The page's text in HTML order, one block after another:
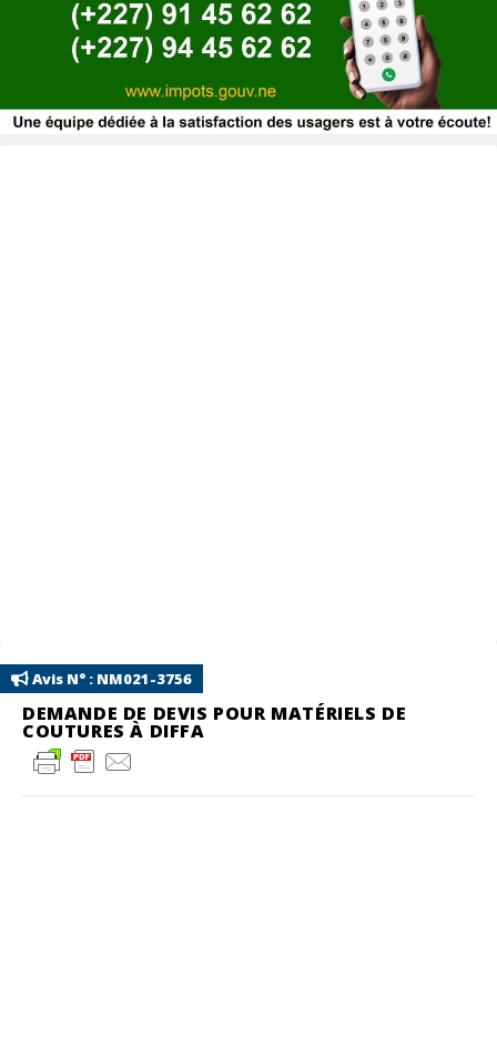
Avis N° : NM021-3756
DEMANDE DE DEVIS POUR MATÉRIELS DE
COUTURES À DIFFA